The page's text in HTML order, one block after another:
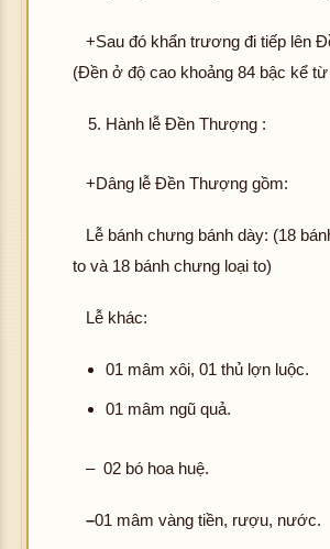
+Sau đó khẩn trương đi tiếp lên
(Đền ở độ cao khoảng 84 bậc kể
Hành lễ Đền Thượng :
+Dâng lễ Đền Thượng gồm:
Lễ bánh chưng bánh dày: (18
to và 18 bánh chưng loại to)
Lễ khác:
01 mâm xôi, 01 thủ lợn luộc.
01 mâm ngũ quả.
– 02 bó hoa huệ.
–01 mâm vàng tiền, rượu, nước.